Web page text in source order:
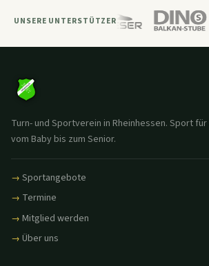
UNSERE UNTERSTÜTZER
Turn- und Sportverein in Rheinhessen. Sport
vom Baby bis zum Senior.
Sportangebote
Termine
Mitglied werden
Über uns